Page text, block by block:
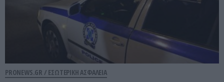
PRONEWS.GR / ΕΣΩΤΕΡΙΚΗ ΑΣΦΑΛΕΙΑ